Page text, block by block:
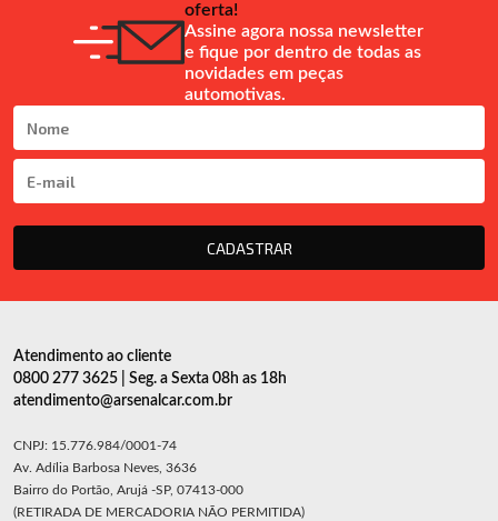
oferta!
Assine agora nossa newsletter
e fique por dentro de todas as
novidades em peças
automotivas.
CADASTRAR
Atendimento ao cliente
0800 277 3625 | Seg. a Sexta 08h as 18h
atendimento@arsenalcar.com.br
CNPJ: 15.776.984/0001-74
Av. Adília Barbosa Neves, 3636
Bairro do Portão, Arujá -SP, 07413-000
(RETIRADA DE MERCADORIA NÃO PERMITIDA)